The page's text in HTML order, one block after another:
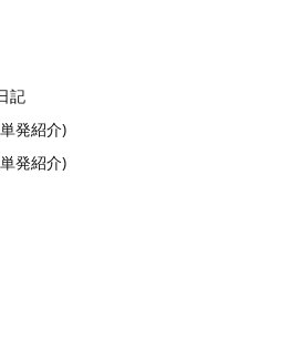
記
発紹介)
発紹介)